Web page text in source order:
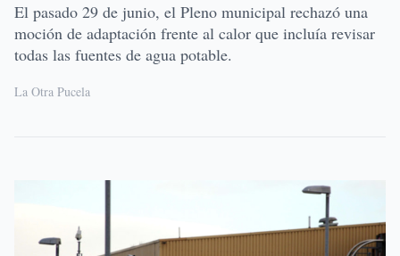
El pasado 29 de junio, el Pleno municipal rechazó una
moción de adaptación frente al calor que incluía revisar
todas las fuentes de agua potable.
La Otra Pucela